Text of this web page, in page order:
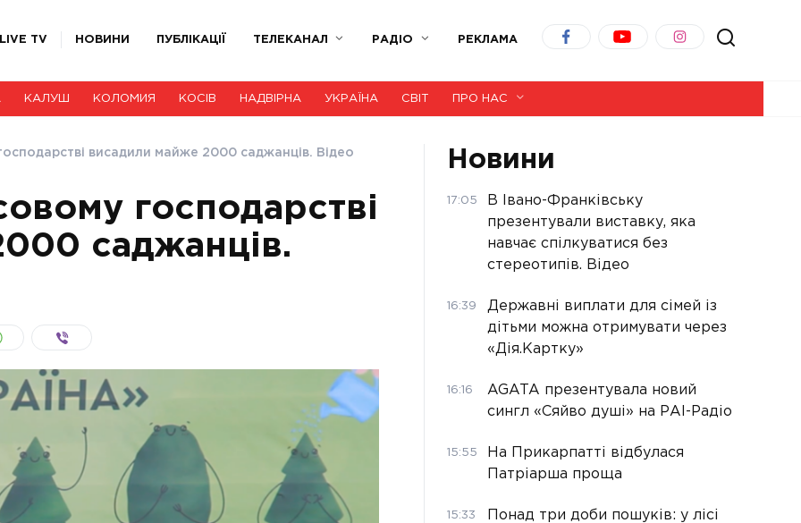
TV НОВИНИ ПУБЛІКАЦІЇ ТЕЛЕКАНАЛ РАДІО РЕКЛАМА
КАЛУШ КОЛОМИЯ КОСІВ НАДВІРНА УКРАЇНА СВІТ ПРО НАС
висадили майже 2000 саджанців. Відео
господарстві
саджанців.
Новини
17:05
В Івано-Франківську
презентували виставку, яка
навчає спілкуватися без
стереотипів. Відео
16:39
Державні виплати для сімей із
дітьми можна отримувати через
«Дія.Картку»
16:16
AGATA презентувала новий
сингл «Сяйво душі» на РАІ-Радіо
15:55
На Прикарпатті відбулася
Патріарша проща
15:33
Понад три доби пошуків: у лісі